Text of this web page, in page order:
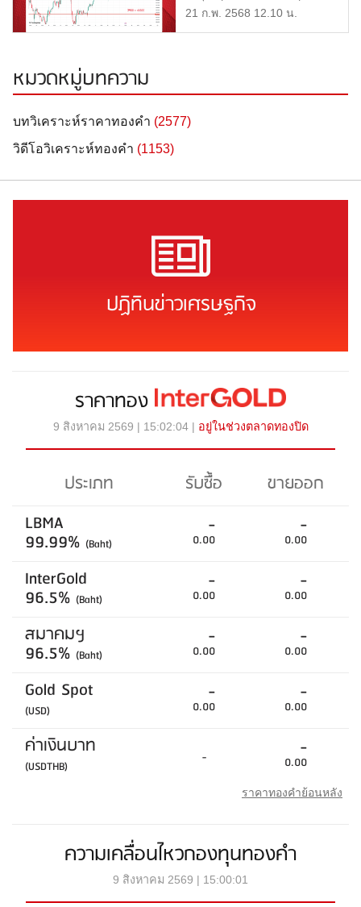
หรือ 46,800 บาท แ […]
21 ก.พ. 2568 12.10 น.
หมวดหมู่บทความ
บทวิเคราะห์ราคาทองคำ (2577)
วิดีโอวิเคราะห์ทองคำ (1153)
ปฏิทินข่าวเศรษฐกิจ
ราคาทอง
9 สิงหาคม 2569 | 15:02:04 | อยู่ในช่วงตลาดทองปิด
ประเภท รับซื้อ
ขายออก
LBMA
99.99% (Baht)
-
0.00
-
0.00
InterGold
96.5% (Baht)
-
0.00
-
0.00
สมาคมฯ
96.5% (Baht)
-
0.00
-
0.00
Gold Spot
(USD)
-
0.00
-
0.00
ค่าเงินบาท
(USDTHB) - -
0.00
ราคาทองคำย้อนหลัง
ความเคลื่อนไหวกองทุนทองคำ
9 สิงหาคม 2569 | 15:00:01